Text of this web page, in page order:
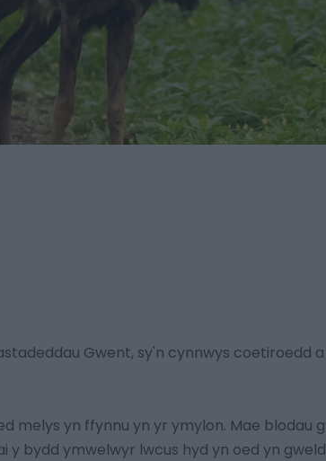
Gwent, sy'n cynnwys coetiroedd
melys yn ffynnu yn yr ymylon. Mae blodau
bydd ymwelwyr lwcus hyd yn oed yn